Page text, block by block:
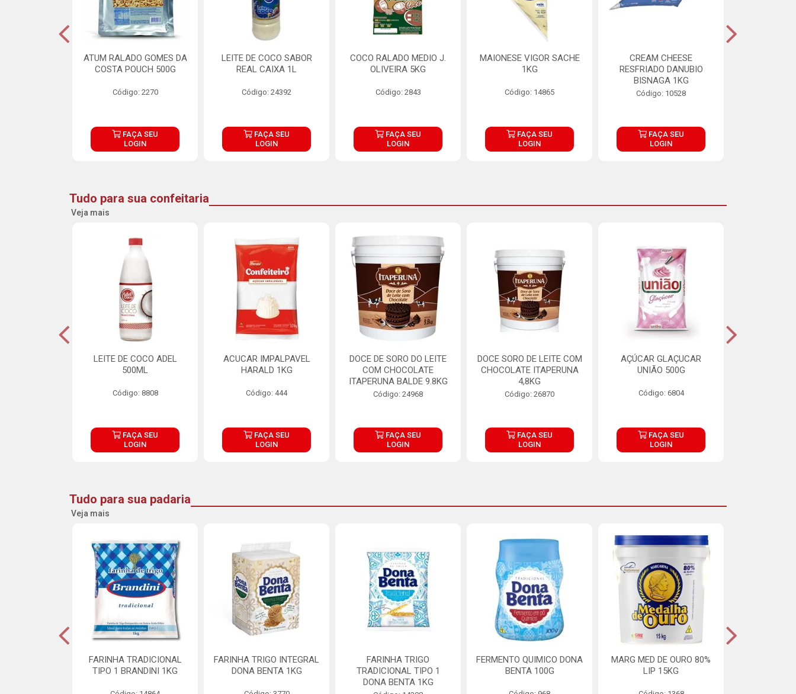
ATUM RALADO GOMES DA
COSTA POUCH 500G
Código: 2270
FAÇA SEU
LOGIN
LEITE DE COCO SABOR
REAL CAIXA 1L
Código: 24392
FAÇA SEU
LOGIN
COCO RALADO MEDIO J.
OLIVEIRA 5KG
Código: 2843
FAÇA SEU
LOGIN
MAIONESE VIGOR SACHE
1KG
Código: 14865
FAÇA SEU
LOGIN
CREAM CHEESE
RESFRIADO DANUBIO
BISNAGA 1KG
Código: 10528
FAÇA SEU
LOGIN
Tudo para sua confeitaria
Veja mais
LEITE DE COCO ADEL
500ML
Código: 8808
FAÇA SEU
LOGIN
ACUCAR IMPALPAVEL
HARALD 1KG
Código: 444
FAÇA SEU
LOGIN
DOCE DE SORO DO LEITE
COM CHOCOLATE
ITAPERUNA BALDE 9.8KG
Código: 24968
FAÇA SEU
LOGIN
DOCE SORO DE LEITE COM
CHOCOLATE ITAPERUNA
4,8KG
Código: 26870
FAÇA SEU
LOGIN
AÇÚCAR GLAÇUCAR
UNIÃO 500G
Código: 6804
FAÇA SEU
LOGIN
Tudo para sua padaria
Veja mais
FARINHA TRADICIONAL
TIPO 1 BRANDINI 1KG
FARINHA TRIGO INTEGRAL
DONA BENTA 1KG
FARINHA TRIGO
TRADICIONAL TIPO 1
DONA BENTA 1KG
FERMENTO QUIMICO DONA
BENTA 100G
MARG MED DE OURO 80%
LIP 15KG